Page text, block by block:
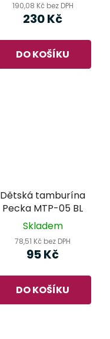
190,08 Kč bez DPH
230 Kč
DO KOŠÍKU
Dětská tamburína
Pecka MTP-05 BL
Skladem
78,51 Kč bez DPH
95 Kč
DO KOŠÍKU